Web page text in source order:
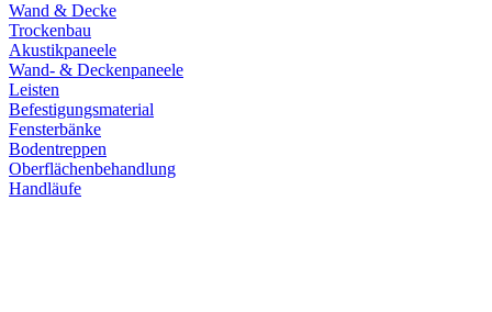
Wand & Decke
Trockenbau
Akustikpaneele
Wand- & Deckenpaneele
Leisten
Befestigungsmaterial
Fensterbänke
Bodentreppen
Oberflächenbehandlung
Handläufe